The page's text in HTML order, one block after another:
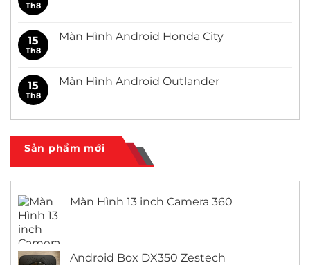
Toyota
Fortuner
Th8
luận
ở
Honda
Civic
15
Th8
Màn Hình Android Honda City
luận
ở
Honda
15
Th8
Màn Hình Android Outlander
luận
Màn
Hình
Outlander
Sản phẩm mới
Màn Hình 13 inch Camera 360
Android Box DX350 Zestech